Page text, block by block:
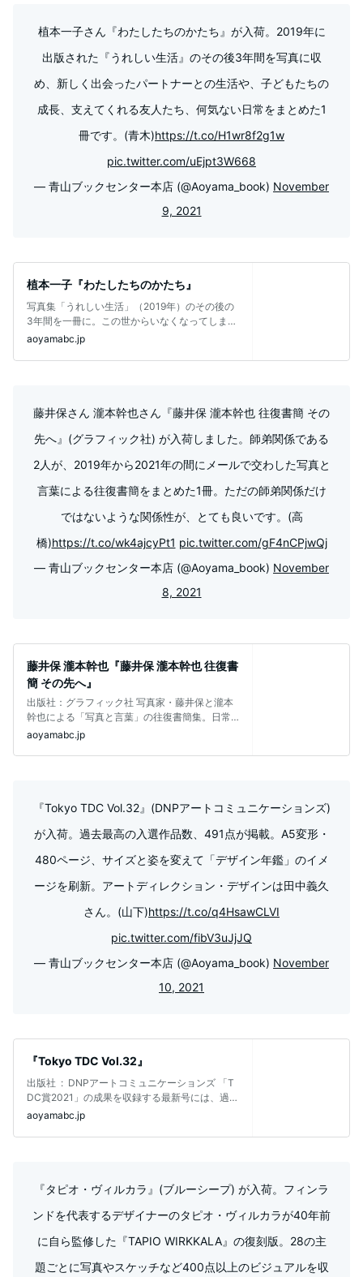
植本一子さん『わたしたちのかたち』が入荷。2019年に
出版された『うれしい生活』のその後3年間を写真に収
め、新しく出会ったパートナーとの生活や、子どもたちの
成長、支えてくれる友人たち、何気ない日常をまとめた1
冊です。(青木)https://t.co/H1wr8f2g1w
pic.twitter.com/uEjpt3W668
— 青山ブックセンター本店 (@Aoyama_book) November
9, 2021
植本一子『わたしたちのかたち』
写真集「うれしい生活」（2019年）のその後の
3年間を一冊に。この世からいなくなってしまっ
た人へ、その後のわたしたちを知っ
aoyamabc.jp
藤井保さん 瀧本幹也さん『藤井保 瀧本幹也 往復書簡 その
先へ』(グラフィック社) が入荷しました。師弟関係である
2人が、2019年から2021年の間にメールで交わした写真と
言葉による往復書簡をまとめた1冊。ただの師弟関係だけ
ではないような関係性が、とても良いです。(高
橋)https://t.co/wk4ajcyPt1 pic.twitter.com/gF4nCPjwQj
— 青山ブックセンター本店 (@Aoyama_book) November
8, 2021
藤井保 瀧本幹也『藤井保 瀧本幹也 往復書
簡 その先へ』
出版社：グラフィック社 写真家・藤井保と瀧本
幹也による「写真と言葉」の往復書簡集。日常
の出来事から今の世の中に感じているこ
aoyamabc.jp
『Tokyo TDC Vol.32』(DNPアートコミュニケーションズ)
が入荷。過去最高の入選作品数、491点が掲載。A5変形・
480ページ、サイズと姿を変えて「デザイン年鑑」のイメ
ージを刷新。アートディレクション・デザインは田中義久
さん。(山下)https://t.co/q4HsawCLVI
pic.twitter.com/fibV3uJjJQ
— 青山ブックセンター本店 (@Aoyama_book) November
10, 2021
『Tokyo TDC Vol.32』
出版社 ‏ : ‎ DNPアートコミュニケーションズ 「T
DC賞2021」の成果を収録する最新号には、過去
最高の
aoyamabc.jp
『タピオ・ヴィルカラ』(ブルーシープ) が入荷。フィンラ
ンドを代表するデザイナーのタピオ・ヴィルカラが40年前
に自ら監修した『TAPIO WIRKKALA』の復刻版。28の主
題ごとに写真やスケッチなど400点以上のビジュアルを収